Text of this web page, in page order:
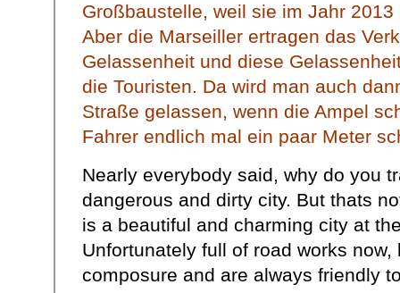
Großbaustelle, weil sie im Jahr
Aber die Marseiller ertragen das
Gelassenheit und diese
die Touristen. Da wird man auch
Straße gelassen, wenn die Ampel
Fahrer endlich mal ein paar Meter
Nearly everybody said, why do you
dangerous and dirty city. But thats
is a beautiful and charming city at
Unfortunately full of road works
composure and are always friendly